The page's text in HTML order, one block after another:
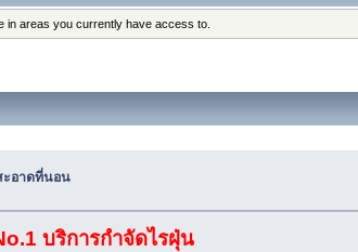
in areas you currently have access to.
ะอาดที่นอน
บริการกำจัดไรฝุ่น